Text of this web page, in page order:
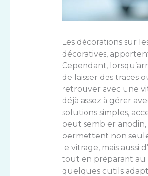
Les décorations sur
décoratives,
Cependant,
de laisser des traces
retrouver avec une
déjà assez à gérer
solutions simples,
peut sembler anodin,
permettent non
le vitrage, mais
tout en préparant au
quelques outils